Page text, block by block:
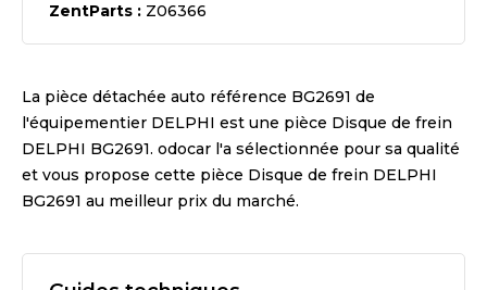
ZentParts : Z06366
La pièce détachée auto référence BG2691 de
l'équipementier DELPHI est une pièce Disque de frein
DELPHI BG2691. odocar l'a sélectionnée pour sa qualité
et vous propose cette pièce Disque de frein DELPHI
BG2691 au meilleur prix du marché.